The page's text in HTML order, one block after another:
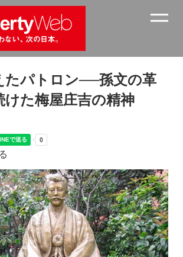
たパトロン──孫文の革
た梅屋庄吉の精神